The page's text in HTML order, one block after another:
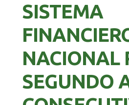
SISTEMA
NACIONAL
SEGUNDO